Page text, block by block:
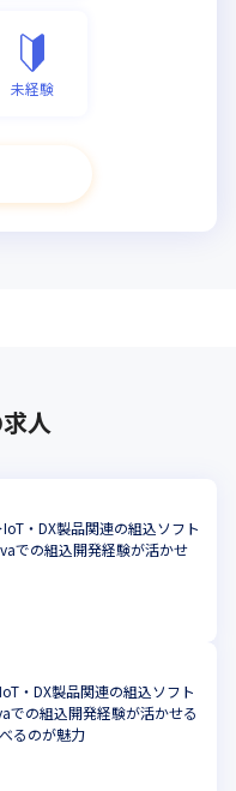
未経験
人
・DX製品関連の組込ソフト
での組込開発経験が活かせ
・DX製品関連の組込ソフト
での組込開発経験が活かせる
るのが魅力